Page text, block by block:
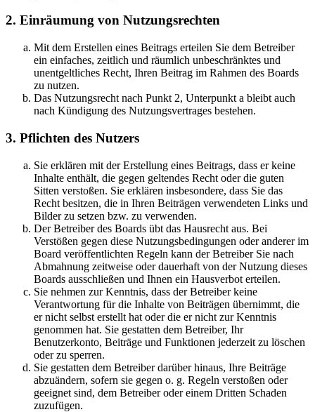
2. Einräumung von Nutzungsrechten
Mit dem Erstellen eines Beitrags erteilen Sie dem Betreiber
ein einfaches, zeitlich und räumlich unbeschränktes und
unentgeltliches Recht, Ihren Beitrag im Rahmen des Boards
zu nutzen.
Das Nutzungsrecht nach Punkt 2, Unterpunkt a bleibt auch
nach Kündigung des Nutzungsvertrages bestehen.
3. Pflichten des Nutzers
Sie erklären mit der Erstellung eines Beitrags, dass er keine
Inhalte enthält, die gegen geltendes Recht oder die guten
Sitten verstoßen. Sie erklären insbesondere, dass Sie das
Recht besitzen, die in Ihren Beiträgen verwendeten Links und
Bilder zu setzen bzw. zu verwenden.
Der Betreiber des Boards übt das Hausrecht aus. Bei
Verstößen gegen diese Nutzungsbedingungen oder anderer im
Board veröffentlichten Regeln kann der Betreiber Sie nach
Abmahnung zeitweise oder dauerhaft von der Nutzung dieses
Boards ausschließen und Ihnen ein Hausverbot erteilen.
Sie nehmen zur Kenntnis, dass der Betreiber keine
Verantwortung für die Inhalte von Beiträgen übernimmt, die
er nicht selbst erstellt hat oder die er nicht zur Kenntnis
genommen hat. Sie gestatten dem Betreiber, Ihr
Benutzerkonto, Beiträge und Funktionen jederzeit zu löschen
oder zu sperren.
Sie gestatten dem Betreiber darüber hinaus, Ihre Beiträge
abzuändern, sofern sie gegen o. g. Regeln verstoßen oder
geeignet sind, dem Betreiber oder einem Dritten Schaden
zuzufügen.